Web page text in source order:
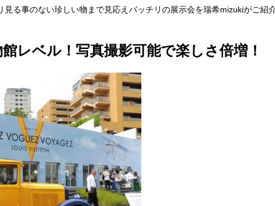
見る事のない珍しい物まで見応えバッチリの展示会を瑞希mizukiがご紹
レベル！写真撮影可能で楽しさ倍増！